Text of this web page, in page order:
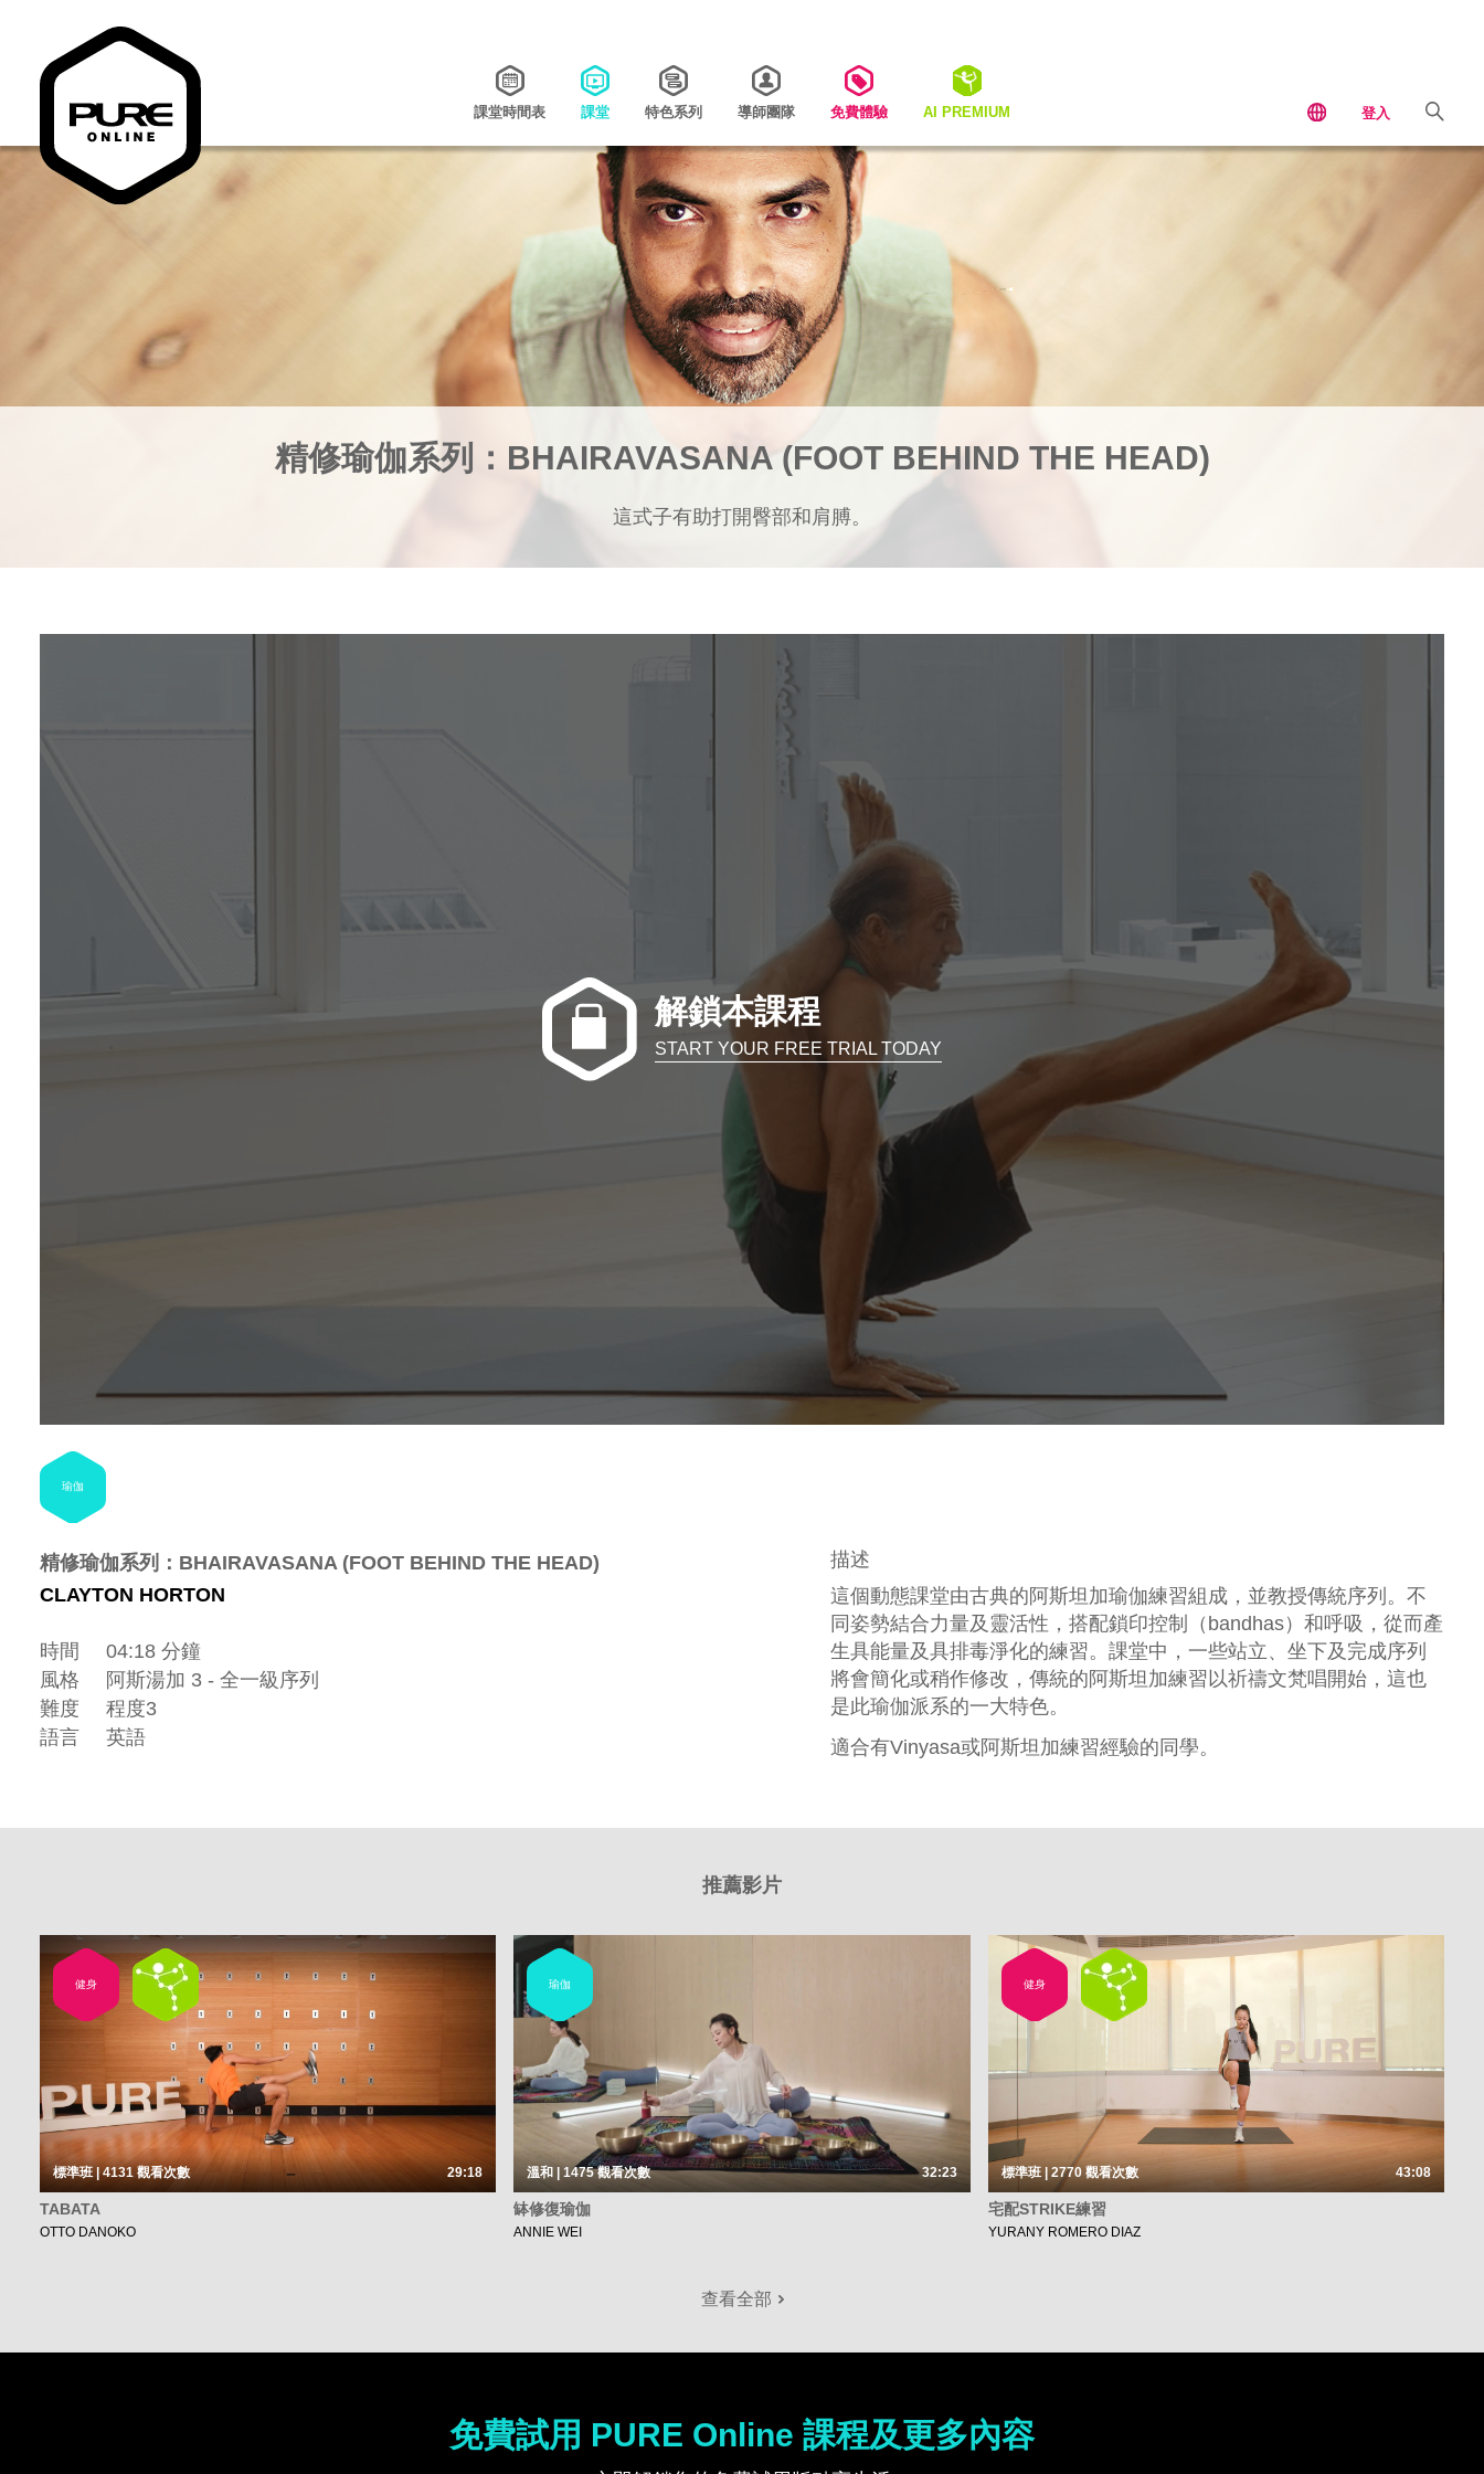
課堂時間表 課堂 特色系列 導師團隊 免費體驗 AI PREMIUM 登入
精修瑜伽系列：BHAIRAVASANA (FOOT BEHIND THE HEAD)
這式子有助打開臀部和肩膊。
解鎖本課程
START YOUR FREE TRIAL TODAY
瑜伽
精修瑜伽系列：BHAIRAVASANA (FOOT BEHIND THE HEAD)
CLAYTON HORTON
時間
04:18 分鐘
風格
阿斯湯加 3 - 全一級序列
難度
程度3
語言
英語
描述
這個動態課堂由古典的阿斯坦加瑜伽練習組成，並教授傳統序列。不
同姿勢結合力量及靈活性，搭配鎖印控制（bandhas）和呼吸，從而產
生具能量及具排毒淨化的練習。課堂中，一些站立、坐下及完成序列
將會簡化或稍作修改，傳統的阿斯坦加練習以祈禱文梵唱開始，這也
是此瑜伽派系的一大特色。
適合有Vinyasa或阿斯坦加練習經驗的同學。
推薦影片
健身
標準班 | 4131觀看次數 29:18
TABATA
OTTO DANOKO
瑜伽
溫和 | 1475觀看次數 32:23
缽修復瑜伽
ANNIE WEI
健身
標準班 | 2770 觀看次數 43:08
宅配STRIKE練習
YURANY ROMERO DIAZ
查看全部
免費試用 PURE Online 課程及更多內容